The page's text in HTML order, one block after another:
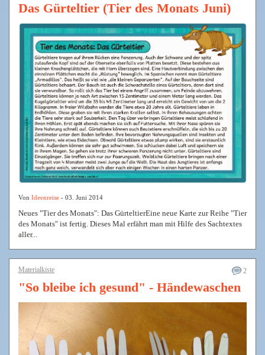
Das Gürteltier (Tier des Monats Juni)
Von Ideenreise - 03. Juni 2014
Neues "Tier des Monats": Das GürteltierEine neue Karte zur Reihe "Tier
des Monats" ist fertig. Dieses Mal erfährt man mit Hilfe des Sachtextes
aller...
2
Materialkiste
"So bleibe ich gesund" - Händewaschen